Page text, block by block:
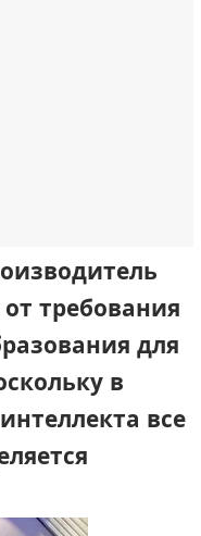
требования
для
в
все